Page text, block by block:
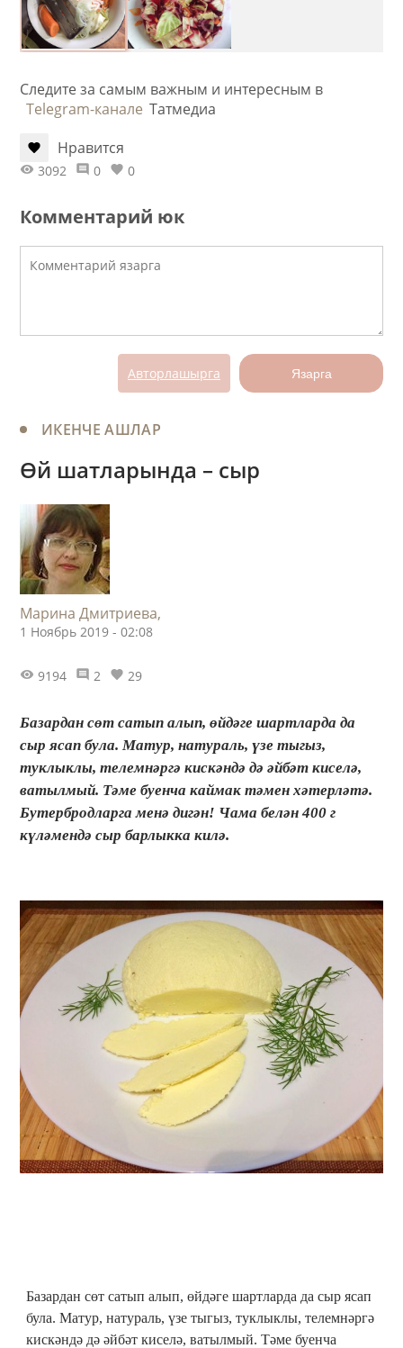
Следите за самым важным и интересным в
Telegram-канале Татмедиа
Нравится
3092 0 0
Комментарий юк
Авторлашырга Язарга
ИКЕНЧЕ АШЛАР
Өй шатларында – сыр
Марина Дмитриева,
1 Ноябрь 2019 - 02:08
9194 2 29
Базардан сөт сатып алып, өйдәге шартларда да
сыр ясап була. Матур, натураль, үзе тыгыз,
туклыклы, телемнәргә кискәндә дә әйбәт киселә,
ватылмый. Тәме буенча каймак тәмен хәтерләтә.
Бутербродларга менә дигән! Чама белән 400 г
күләмендә сыр барлыкка килә.
Базардан сөт сатып алып, өйдәге шартларда да сыр ясап
була. Матур, натураль, үзе тыгыз, туклыклы, телемнәргә
кискәндә дә әйбәт киселә, ватылмый. Тәме буенча